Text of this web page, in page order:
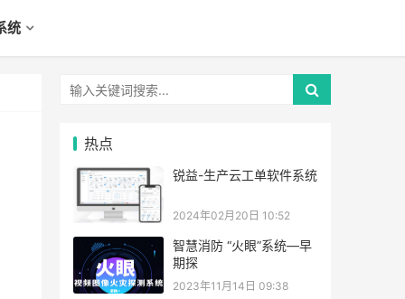
统
热点
锐益-生产云工单软件系统
2024年02月20日 10:52
智慧消防 “火眼”系统—早
期探
2023年11月14日 09:38